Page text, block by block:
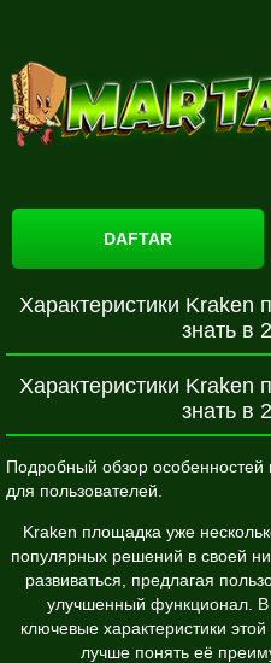
DAFTAR
Характеристики Kraken
знать в
Характеристики Kraken
знать в
Подробный обзор
для пользователей.
Kraken площадка уже
популярных решений в своей
развиваться, предлагая
улучшенный функционал. В
ключевые характеристики
лучше понять её